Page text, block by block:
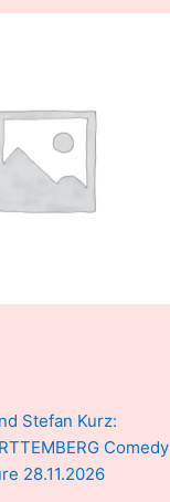
Stefan Kurz:
Comedy
28.11.2026